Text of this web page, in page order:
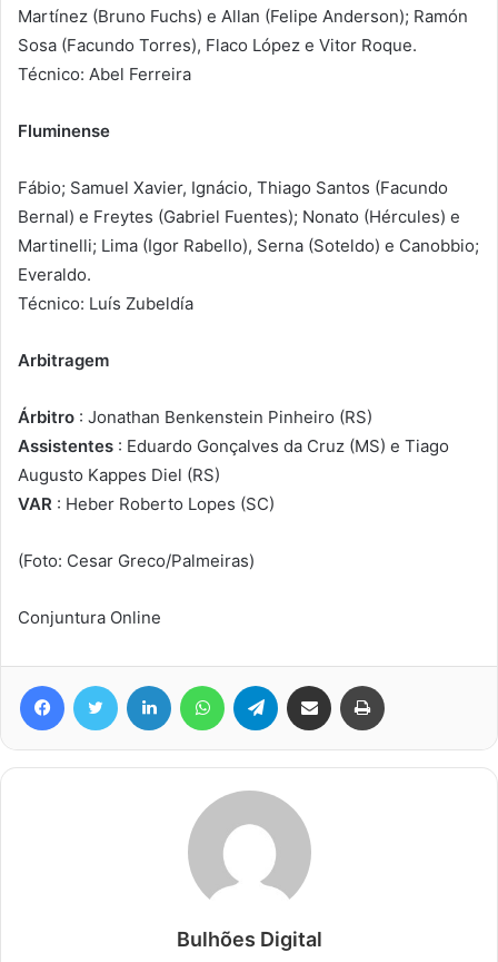
Martínez (Bruno Fuchs) e Allan (Felipe Anderson); Ramón
Sosa (Facundo Torres), Flaco López e Vitor Roque.
Técnico: Abel Ferreira
Fluminense
Fábio; Samuel Xavier, Ignácio, Thiago Santos (Facundo
Bernal) e Freytes (Gabriel Fuentes); Nonato (Hércules) e
Martinelli; Lima (Igor Rabello), Serna (Soteldo) e Canobbio;
Everaldo.
Técnico: Luís Zubeldía
Arbitragem
Árbitro : Jonathan Benkenstein Pinheiro (RS)
Assistentes : Eduardo Gonçalves da Cruz (MS) e Tiago
Augusto Kappes Diel (RS)
VAR : Heber Roberto Lopes (SC)
(Foto: Cesar Greco/Palmeiras)
Conjuntura Online
FacebookTwitter Linkedin WhatsAppTelegram Compartilhar via e-mail
Bulhões Digital